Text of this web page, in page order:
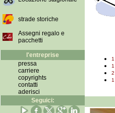
strade storiche
Assegni regalo e
pacchetti
l'entreprise
pressa
carriere
copyrights
contatti
aderisci
Seguici:
1
1
2
1